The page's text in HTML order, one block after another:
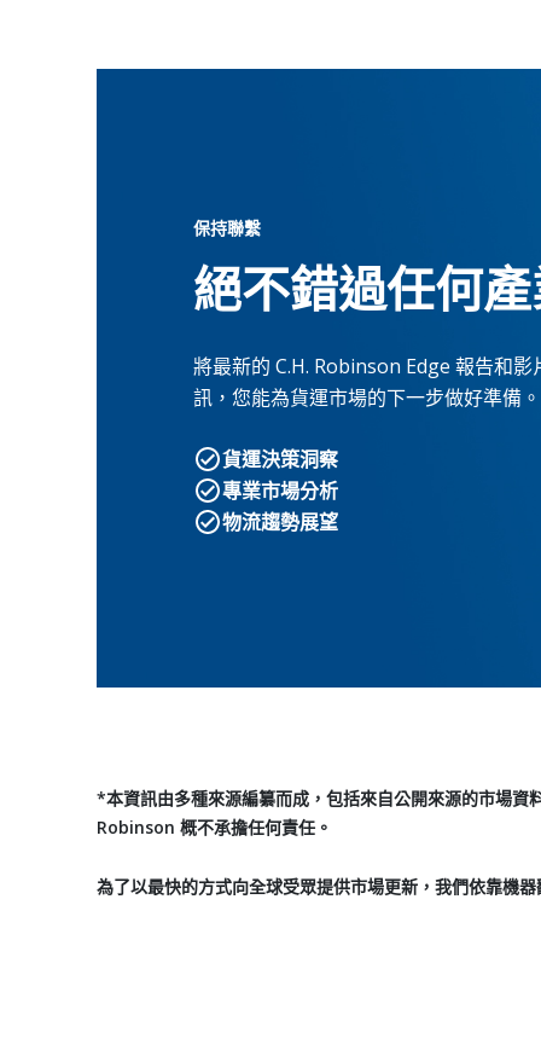
保持聯繫
絕不錯過任何
將最新的 C.H. Robinson Edge 報告和
訊，您能為貨運市場的下一步做好準備。
貨運決策洞察
專業市場分析
物流趨勢展望
*本資訊由多種來源編纂而成，包括來自公開來源的市場
Robinson 概不承擔任何責任。
為了以最快的方式向全球受眾提供市場更新，我們依靠機